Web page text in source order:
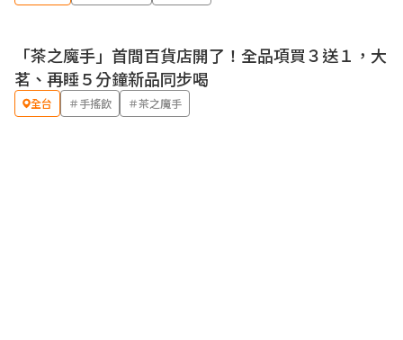
「茶之魔手」首間百貨店開了！全品項買３送１，大
茗、再睡５分鐘新品同步喝
全台 ＃手搖飲 ＃茶之魔手